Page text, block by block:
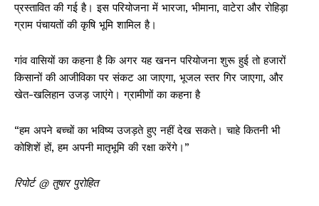
प्रस्तावित की गई है। इस परियोजना में भारजा, भीमाना, वाटेरा और रोहिड़ा
ग्राम पंचायतों की कृषि भूमि शामिल है।
गांव वासियों का कहना है कि अगर यह खनन परियोजना शुरू हुई तो हजारों
किसानों की आजीविका पर संकट आ जाएगा, भूजल स्तर गिर जाएगा, और
खेत-खलिहान उजड़ जाएंगे। ग्रामीणों का कहना है
“हम अपने बच्चों का भविष्य उजड़ते हुए नहीं देख सकते। चाहे कितनी भी
कोशिशें हों, हम अपनी मातृभूमि की रक्षा करेंगे।”
रिपोर्ट @ तुषार पुरोहित